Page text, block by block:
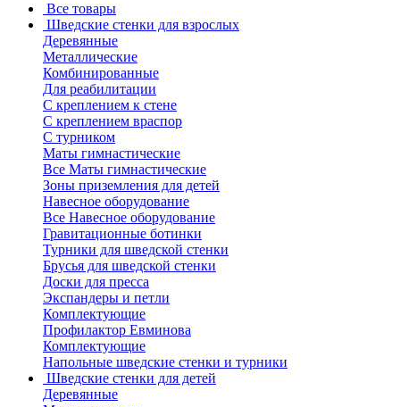
Все товары
Шведские стенки для взрослых
Деревянные
Металлические
Комбинированные
Для реабилитации
С креплением к стене
С креплением враспор
С турником
Маты гимнастические
Все Маты гимнастические
Зоны приземления для детей
Навесное оборудование
Все Навесное оборудование
Гравитационные ботинки
Турники для шведской стенки
Брусья для шведской стенки
Доски для пресса
Экспандеры и петли
Комплектующие
Профилактор Евминова
Комплектующие
Напольные шведские стенки и турники
Шведские стенки для детей
Деревянные